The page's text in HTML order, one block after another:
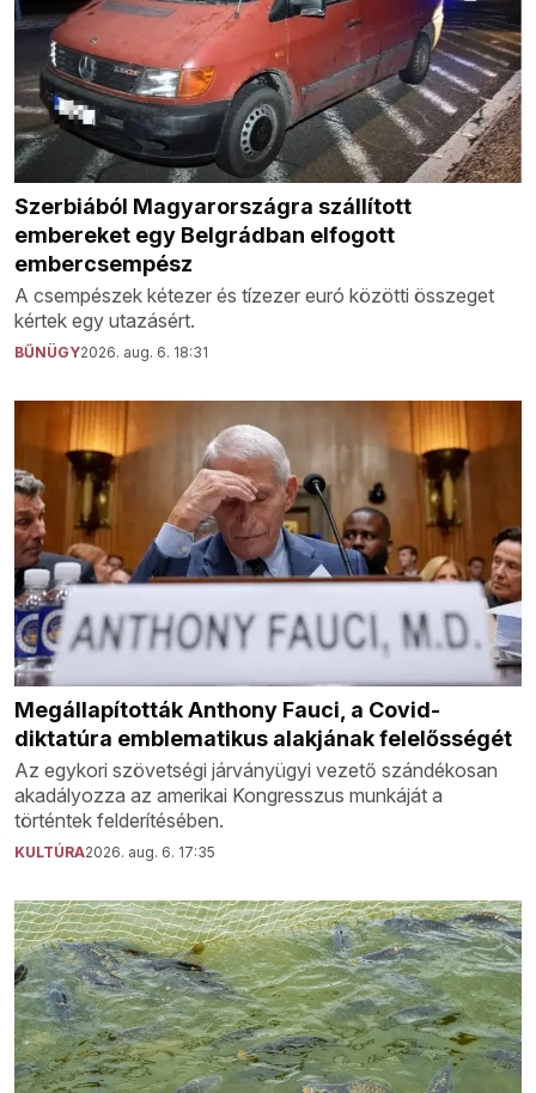
Szerbiából Magyarországra szállított
embereket egy Belgrádban elfogott
embercsempész
A csempészek kétezer és tízezer euró közötti összeget
kértek egy utazásért.
BŰNÜGY2026. aug. 6. 18:31
Megállapították Anthony Fauci, a Covid-
diktatúra emblematikus alakjának felelősségét
Az egykori szövetségi járványügyi vezető szándékosan
akadályozza az amerikai Kongresszus munkáját a
történtek felderítésében.
KULTÚRA2026. aug. 6. 17:35